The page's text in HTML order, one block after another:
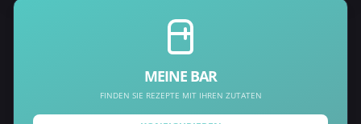
MEINE BAR
FINDEN SIE REZEPTE MIT IHREN ZUTATEN